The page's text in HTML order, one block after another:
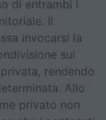
di entrambi i
Il
invocarsi la
sui
rendendo
Allo
privato non